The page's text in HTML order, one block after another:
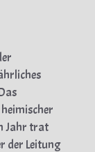
Jahr trat
der Leitung